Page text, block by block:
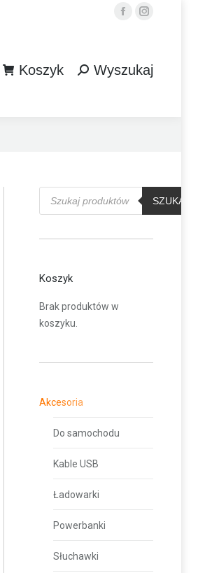
FacebookInstagram
Koszyk Szukaj:Wyszukaj
Wyszukiwarka
produktów
SZUKAJ
Koszyk
Brak produktów w
koszyku.
Akcesoria
Do samochodu
Kable USB
Ładowarki
Powerbanki
Słuchawki